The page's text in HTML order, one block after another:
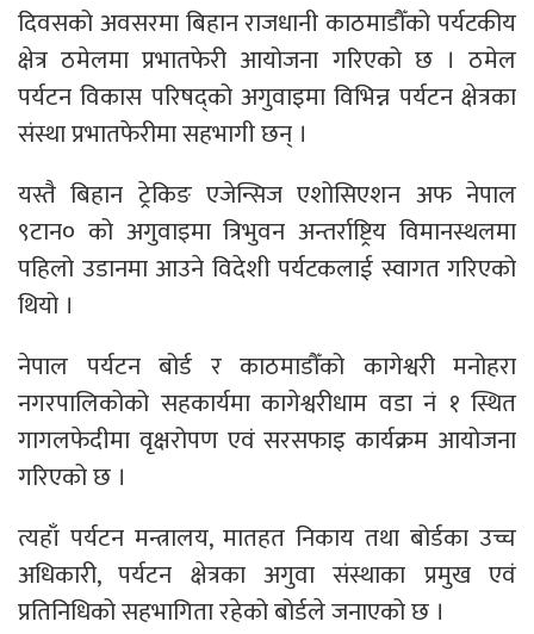
दिवसको अवसरमा बिहान राजधानी काठमाडौँको पर्यटकीय
क्षेत्र ठमेलमा प्रभातफेरी आयोजना गरिएको छ । ठमेल
पर्यटन विकास परिषद्को अगुवाइमा विभिन्न पर्यटन क्षेत्रका
संस्था प्रभातफेरीमा सहभागी छन् ।
यस्तै बिहान ट्रेकिङ एजेन्सिज एशोसिएशन अफ नेपाल
९टान० को अगुवाइमा त्रिभुवन अन्तर्राष्ट्रिय विमानस्थलमा
पहिलो उडानमा आउने विदेशी पर्यटकलाई स्वागत गरिएको
थियो ।
नेपाल पर्यटन बोर्ड र काठमाडौँको कागेश्वरी मनोहरा
नगरपालिकोको सहकार्यमा कागेश्वरीधाम वडा नं १ स्थित
गागलफेदीमा वृक्षरोपण एवं सरसफाइ कार्यक्रम आयोजना
गरिएको छ ।
त्यहाँ पर्यटन मन्त्रालय, मातहत निकाय तथा बोर्डका उच्च
अधिकारी, पर्यटन क्षेत्रका अगुवा संस्थाका प्रमुख एवं
प्रतिनिधिको सहभागिता रहेको बोर्डले जनाएको छ ।